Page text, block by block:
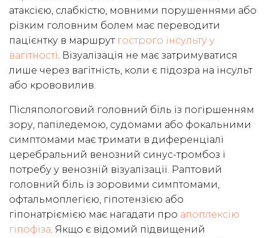
атаксією, слабкістю, мовними порушеннями або
різким головним болем має переводити
пацієнтку в маршрут гострого інсульту у
вагітності. Візуалізація не має затримуватися
лише через вагітність, коли є підозра на інсульт
або крововилив.
Післяпологовий головний біль із погіршенням
зору, папіледемою, судомами або фокальними
симптомами має тримати в диференціалі
церебральний венозний синус-тромбоз і
потребу у венозній візуалізації. Раптовий
головний біль із зоровими симптомами,
офтальмоплегією, гіпотензією або
гіпонатріємією має нагадати про апоплексію
гіпофіза. Якщо є відомий підвищений